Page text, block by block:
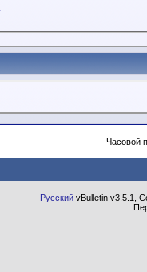
Часовой
Русский vBulletin v3.5.1,